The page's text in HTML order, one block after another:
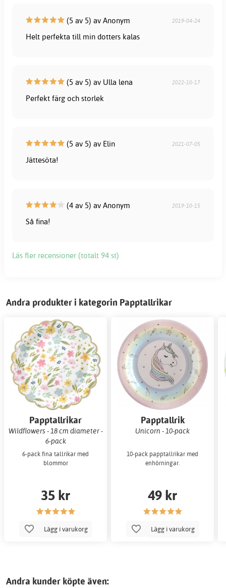
(5 av 5) av Anonym 2019-04-24
Helt perfekta till min dotters kalas
(5 av 5) av Ulla lena 2022-10-17
Perfekt färg och storlek
(5 av 5) av Elin 2021-07-05
Jättesöta!
(4 av 5) av Anonym 2019-10-15
Så fina!
Läs fler recensioner (totalt 94 st)
Andra produkter i kategorin Papptallrikar
Papptallrikar
Wildflowers - 18 cm diameter -
6-pack
6-pack fina tallrikar med
blommor
35 kr
Lägg i varukorg
Papptallrik
Unicorn - 10-pack
10-pack papptallrikar med
enhörningar.
49 kr
Lägg i varukorg
Andra kunder köpte även: